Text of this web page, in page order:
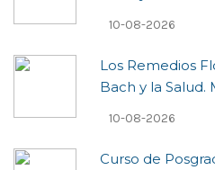
10-08-2026
Los Remedios
Bach y la Salud.
10-08-2026
Curso de